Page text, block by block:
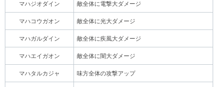
マハジオダイン 敵全体に電撃大ダメージ
マハコウガオン 敵全体に光大ダメージ
マハガルダイン 敵全体に疾風大ダメージ
マハエイガオン 敵全体に闇大ダメージ
マハタルカジャ 味方全体の攻撃アップ